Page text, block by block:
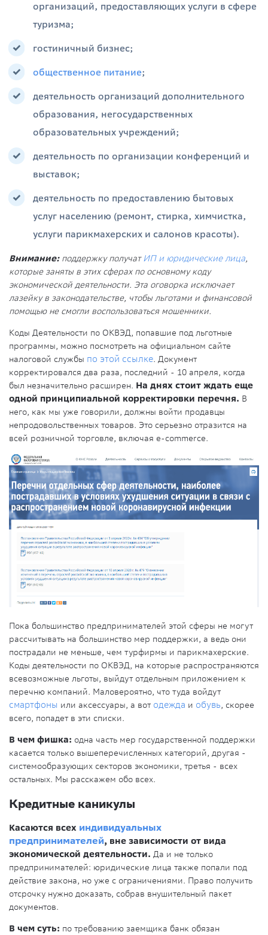
организаций, предоставляющих услуги в сфере
туризма;
гостиничный бизнес;
общественное питание;
деятельность организаций дополнительного
образования, негосударственных
образовательных учреждений;
деятельность по организации конференций и
выставок;
деятельность по предоставлению бытовых
услуг населению (ремонт, стирка, химчистка,
услуги парикмахерских и салонов красоты).
Внимание:поддержку получатИП и юридические лица,
которые заняты в этих сферах по основному коду
экономической деятельности. Эта оговорка исключает
лазейку в законодательстве, чтобы льготами и финансовой
помощью не смогли воспользоваться мошенники.
Коды Деятельности по ОКВЭД, попавшие под льготные
программы, можно посмотреть на официальном сайте
налоговой службы по этой ссылке. Документ
корректировался два раза, последний - 10 апреля, когда
был незначительно расширен. На днях стоит ждать еще
одной принципиальной корректировки перечня. В
него, как мы уже говорили, должны войти продавцы
непродовольственных товаров. Это серьезно отразится на
всей розничной торговле, включая e-commerce.
Пока большинство предпринимателей этой сферы не могут
рассчитывать на большинство мер поддержки, а ведь они
пострадали не меньше, чем турфирмы и парикмахерские.
Коды деятельности по ОКВЭД, на которые распространяются
всевозможные льготы, выйдут отдельным приложением к
перечню компаний. Маловероятно, что туда войдут
смартфоны или аксессуары, а вот одежда и обувь, скорее
всего, попадет в эти списки.
В чем фишка: одна часть мер государственной поддержки
касается только вышеперечисленных категорий, другая -
системообразующих секторов экономики, третья - всех
остальных. Мы расскажем обо всех.
Кредитные каникулы
Касаются всех индивидуальных
предпринимателей, вне зависимости от вида
экономической деятельности. Да и не только
предпринимателей: юридические лица также попали под
действие закона, но уже с ограничениями. Право получить
отсрочку нужно доказать, собрав внушительный пакет
документов.
В чем суть: по требованию заемщика банк обязан